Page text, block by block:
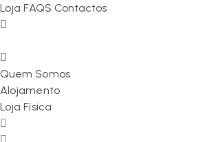
Loja FAQS Contactos
Quem Somos
Alojamento
Loja Física